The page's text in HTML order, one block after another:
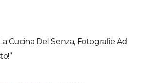
Cucina Del Senza, Fotografie Ad